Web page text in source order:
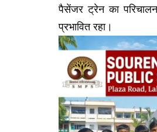
पैसेंजर ट्रेन का
प्रभावित रहा।